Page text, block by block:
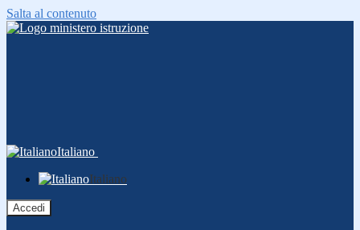
Salta al contenuto
Italiano
Italiano
Accedi